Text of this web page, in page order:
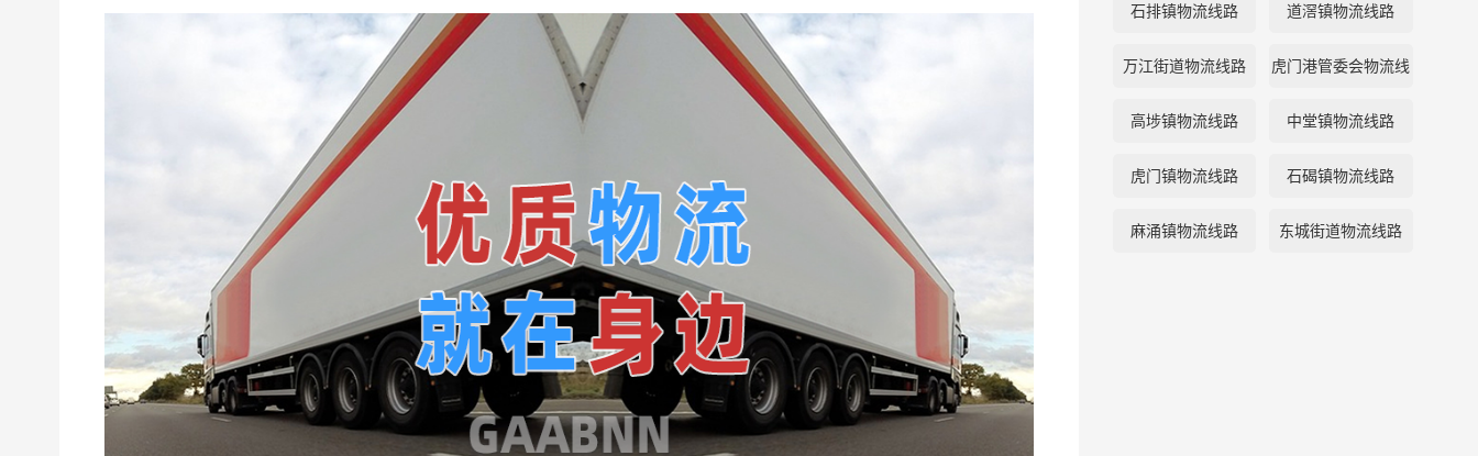
石排镇物流线路 道滘镇物流线路
万江街道物流线路 虎门港管委会物流线
路
高埗镇物流线路 中堂镇物流线路
虎门镇物流线路 石碣镇物流线路
麻涌镇物流线路 东城街道物流线路